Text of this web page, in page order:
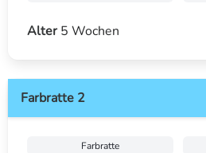
Alter5 Wochen
Farbratte 2
Farbratte